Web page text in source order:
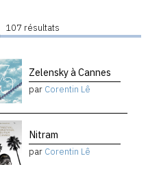
107 résultats
Zelensky à Cannes
par Corentin Lê
Nitram
par Corentin Lê